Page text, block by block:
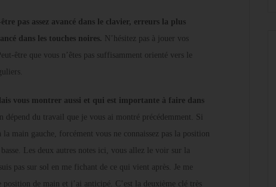
pas assez avancé dans le clavier, erreurs la plus
dans les touches noires. N’hésitez pas à jouer vos
être que vous n’êtes pas suffisamment orienté vers le
vous montrer aussi et qui est importante à faire dans
dépend du travail que je vous ai montré précédemment. Si
la main gauche, forcément vous ne connaissez pas la position
Les deux autres notes ici, vous allez le voir sur la
pas sur sol en me fichant de ce qui vient après. Je me
de main et j’ai anticipé. C’est la deuxième clé très